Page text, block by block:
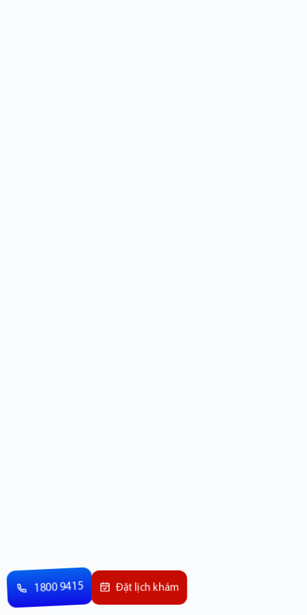
1800 9415 Đặt lịch khám